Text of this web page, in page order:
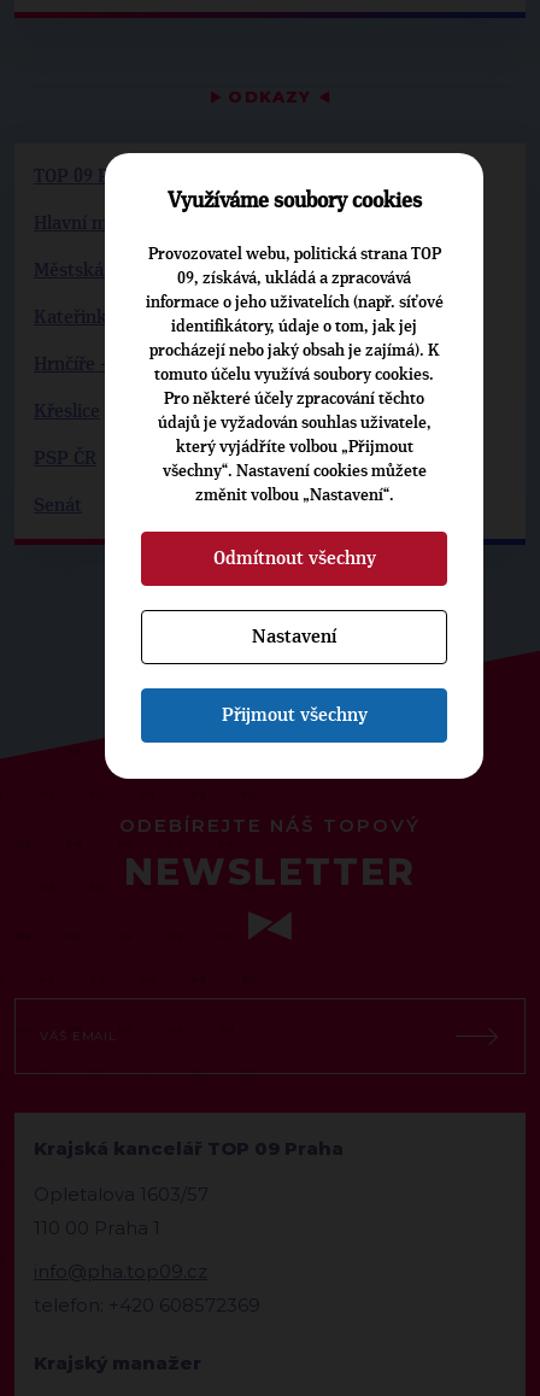
▶ ODKAZY ◀
TOP 09 Praha
Městská část Praha 11
Kateřinky - Újezd
Hrnčíře - Šeberov
ODEBÍREJTE NÁŠ TOPOVÝ
NEWSLETTER
Krajská kancelář TOP 09 Praha
Opletalova 1603/57
110 00 Praha 1
info@pha.top09.cz
telefon: +420 608572369
Krajský manažer
Využíváme soubory cookies
Provozovatel webu, politická strana TOP
09, získává, ukládá a zpracovává
informace o jeho uživatelích (např. síťové
identifikátory, údaje o tom, jak jej
procházejí nebo jaký obsah je zajímá). K
tomuto účelu využívá soubory cookies.
Pro některé účely zpracování těchto
údajů je vyžadován souhlas uživatele,
který vyjádříte volbou „Přijmout
všechny“. Nastavení cookies můžete
změnit volbou „Nastavení“.
Odmítnout všechny
Nastavení
Přijmout všechny